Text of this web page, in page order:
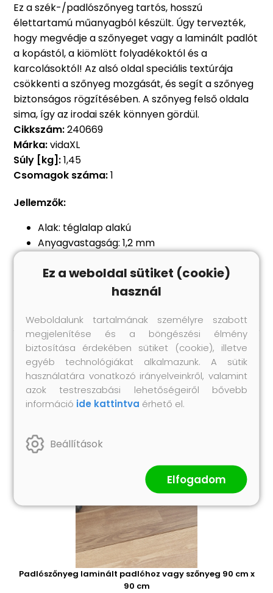
Ez a szék-/padlószőnyeg tartós, hosszú
élettartamú műanyagból készült. Úgy tervezték,
hogy megvédje a szőnyeget vagy a laminált padlót
a kopástól, a kiömlött folyadékoktól és a
karcolásoktól! Az alsó oldal speciális textúrája
csökkenti a szőnyeg mozgását, és segít a szőnyeg
biztonságos rögzítésében. A szőnyeg felső oldala
sima, így az irodai szék könnyen gördül.
Cikkszám:240669
Márka:vidaXL
Súly [kg]:1,45
Csomagok száma:1
Jellemzők:
Alak: téglalap alakú
Anyagvastagság: 1,2 mm
Szennyeződésálló: Igen
Anyag: PVC: 100%
Hasonló termékek
Padlószőnyeg laminált padlóhoz vagy szőnyeg 90 cm x
90 cm
Ez a weboldal sütiket (cookie)
használ
Weboldalunk tartalmának személyre szabott
megjelenítése és a böngészési élmény
biztosítása érdekében sütiket (cookie), illetve
egyéb technológiákat alkalmazunk. A sütik
használatára vonatkozó irányelveinkről, valamint
azok testreszabási lehetőségeiről bővebb
információ ide kattintva érhető el.
Beállítások
Elfogadom